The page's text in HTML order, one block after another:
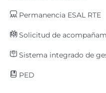
Permanencia ESAL RTE
Solicitud de
Sistema integrado de
PED